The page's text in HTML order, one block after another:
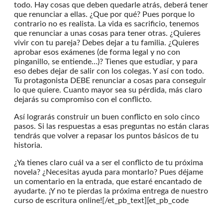
todo. Hay cosas que deben quedarle atrás, deberá tener
que renunciar a ellas. ¿Que por qué? Pues porque lo
contrario no es realista. La vida es sacrificio, tenemos
que renunciar a unas cosas para tener otras. ¿Quieres
vivir con tu pareja? Debes dejar a tu familia. ¿Quieres
aprobar esos exámenes (de forma legal y no con
pinganillo, se entiende…)? Tienes que estudiar, y para
eso debes dejar de salir con los colegas. Y así con todo.
Tu protagonista DEBE renunciar a cosas para conseguir
lo que quiere. Cuanto mayor sea su pérdida, más claro
dejarás su compromiso con el conflicto.
Así lograrás construir un buen conflicto en solo cinco
pasos. Si las respuestas a esas preguntas no están claras
tendrás que volver a repasar los puntos básicos de tu
historia.
¿Ya tienes claro cuál va a ser el conflicto de tu próxima
novela? ¿Necesitas ayuda para montarlo? Pues déjame
un comentario en la entrada, que estaré encantado de
ayudarte. ¡Y no te pierdas la próxima entrega de nuestro
curso de escritura online![/et_pb_text][et_pb_code